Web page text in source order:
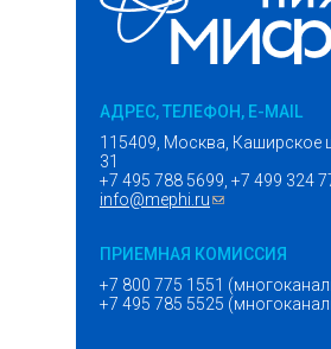
АДРЕС, ТЕЛЕФОН, E-MAIL
115409, Москва, Каширское
31
+7 495 788 5699, +7 499 324
info@mephi.ru(ссылка для
ПРИЕМНАЯ КОМИССИЯ
+7 800 775 1551
+7 495 785 5525